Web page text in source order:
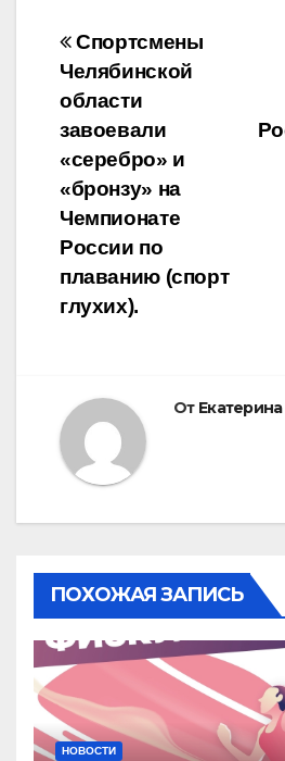
Навигация
по
записям
Спортсмены
Челябинской
области
завоевали
«серебро» и
«бронзу» на
Чемпионате
России по
плаванию (спорт
глухих).
От
ПОХОЖАЯ ЗАПИСЬ
НОВОСТИ